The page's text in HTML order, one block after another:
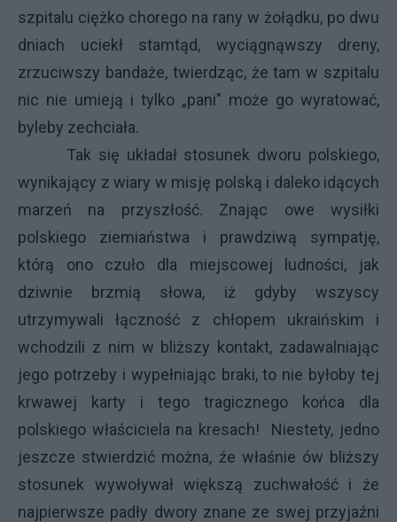
szpitalu ciężko chorego na rany w żołądku, po dwu
dniach uciekł stamtąd, wyciągnąwszy dreny,
zrzuciwszy bandaże, twierdząc, że tam w szpitalu
nic nie umieją i tylko „pani" może go wyratować,
byleby zechciała.
Tak się układał stosunek dworu polskiego,
wynikający z wiary w misję polską i daleko idących
marzeń na przyszłość. Znając owe wysiłki
polskiego ziemiaństwa i prawdziwą sympatję,
którą ono czuło dla miejscowej ludności, jak
dziwnie brzmią słowa, iż gdyby wszyscy
utrzymywali łączność z chłopem ukraińskim i
wchodzili z nim w bliższy kontakt, zadawalniając
jego potrzeby i wypełniając braki, to nie byłoby tej
krwawej karty i tego tragicznego końca dla
polskiego właściciela na kresach! Niestety, jedno
jeszcze stwierdzić można, źe właśnie ów bliższy
stosunek wywoływał większą zuchwałość i że
najpierwsze padły dwory znane ze swej przyjaźni